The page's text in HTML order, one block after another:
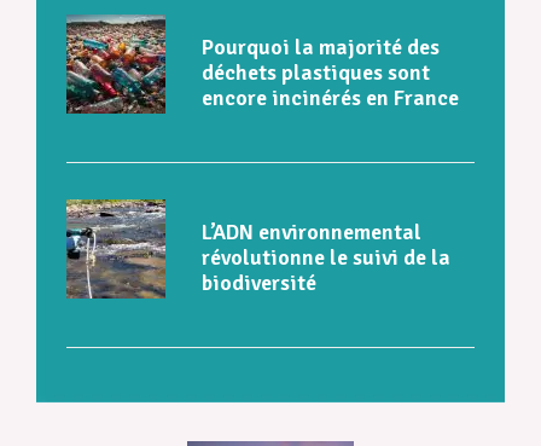
Pourquoi la majorité des
déchets plastiques sont
encore incinérés en France
L’ADN environnemental
révolutionne le suivi de la
biodiversité